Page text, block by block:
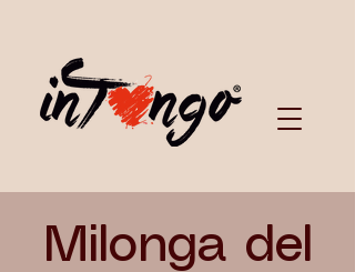
Milonga del